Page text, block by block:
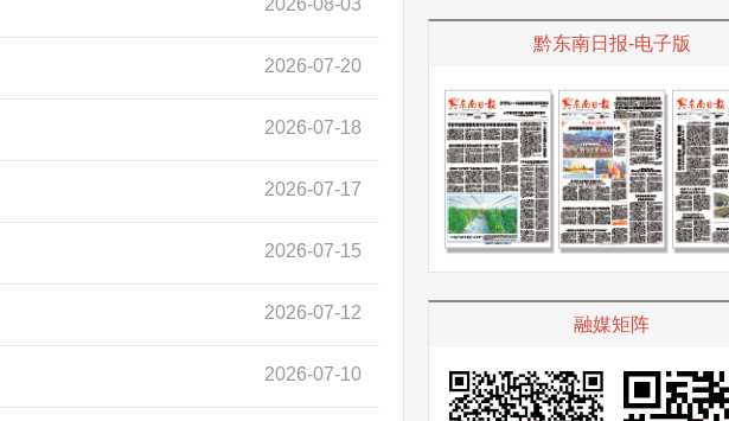
2026-08-03
2026-07-20
2026-07-18
2026-07-17
2026-07-15
2026-07-12
2026-07-10
黔东南日报-电子版
融媒矩阵